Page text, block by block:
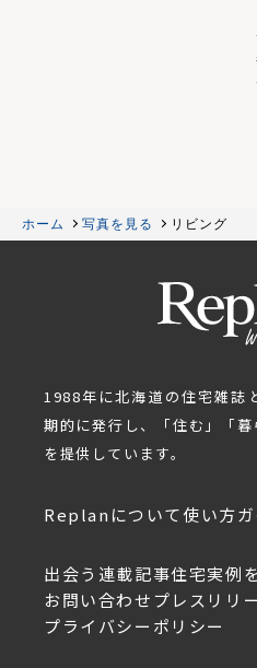
ホーム 写真を見る リビング
1988年に北海道の住宅雑誌
期的に発行し、「住む」「
を提供しています。
Replanについて使い方ガ
出会う 連載記事住宅実例
お問い合わせ プレスリリ
プライバシーポリシー